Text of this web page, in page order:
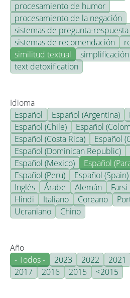
procesamiento de humor
procesamiento de la negación
sistemas de pregunta-respuesta
sistemas de recomendación
similitud textual
text detoxification
Idioma
Español
Español (Argentina)
Español (Chile)
Español
Español (Costa Rica)
Español
Español (Dominican Republic)
Español (Mexico)
Español
Español (Peru)
Español (Spain)
Inglés
Árabe Alemán Farsi
Hindi
Italiano Coreano
Ucraniano
Chino
Año
- Todos -
2023 2022 2021
2017
2016 2015 <2015